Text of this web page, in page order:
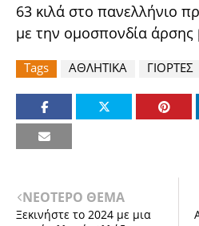
63 κιλά στο πανελλήνιο
με την ομοσπονδία
Tags ΑΘΛΗΤΙΚΑ ΓΙΟΡΤΕΣ
ΝΕΟΤΕΡΟ ΘΕΜΑ
Ξεκινήστε το 2024 με μια